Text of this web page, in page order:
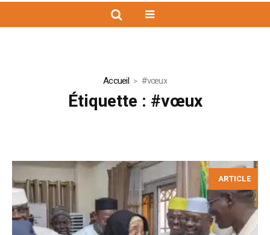
Accueil #vœux
Étiquette : #vœux
ARTICLE